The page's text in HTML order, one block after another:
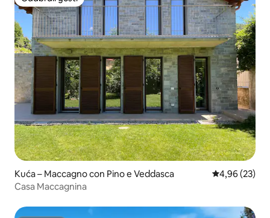
Odabrali gosti
Kuća – Maccagno con Pino e Veddasca Prosječna
4,96 (23)
Casa Maccagnina